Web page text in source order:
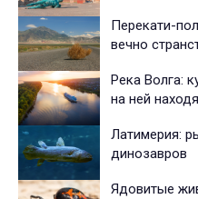
Перекати-
вечно
Река Волга:
на ней
Латимерия:
динозавров
Ядовитые